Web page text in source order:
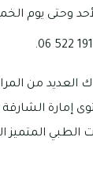
وحتى يوم
العديد من
إمارة
المتميز